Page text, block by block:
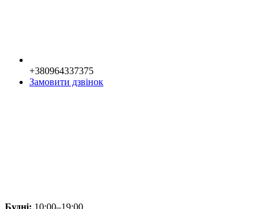
+380964337375
Замовити дзвінок
Будні: 10:00–19:00